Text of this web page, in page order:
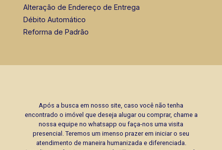
Alteração de Endereço de Entrega
Débito Automático
Reforma de Padrão
Após a busca em nosso site, caso você não tenha
encontrado o imóvel que deseja alugar ou comprar, chame a
nossa equipe no whatsapp ou faça-nos uma visita
presencial. Teremos um imenso prazer em iniciar o seu
atendimento de maneira humanizada e diferenciada.